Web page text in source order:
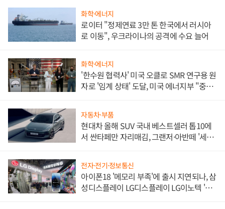
화학·에너지
로이터 "정제연료 3만 톤 한국에서 러시아
로 이동", 우크라이나의 공격에 수요 늘어
화학·에너지
'한수원 협력사' 미국 오클로 SMR 연구용 원
자로 '임계 상태' 도달, 미국 에너지부 "중요
자동차·부품
현대차 올해 SUV 국내 베스트셀러 톱10에
서 싼타페만 자리매김, 그랜저·아반떼 '세단
전자·전기·정보통신
아이폰18 '메모리 부족'에 출시 지연되나, 삼
성디스플레이 LG디스플레이 LG이노텍 '탈